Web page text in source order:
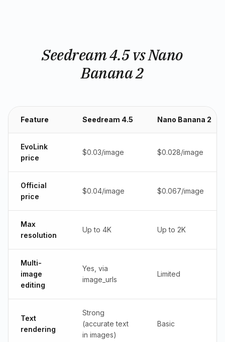
Seedream 4.5 vs Nano
Banana 2
Feature Seedream 4.5 Nano Banana 2
EvoLink
price
$0.03/image $0.028/image
Official
price
$0.04/image $0.067/image
Max
resolution
Up to 4K Up to 2K
Multi-
image
editing
Yes, via
image_urls
Limited
Text
rendering
Strong
(accurate text
in images)
Basic